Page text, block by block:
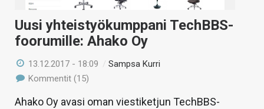
Uusi yhteistyökumppani TechBBS-
foorumille: Ahako Oy
13.12.2017 - 18:09 /Sampsa Kurri
Kommentit (15)
Ahako Oy avasi oman viestiketjun TechBBS-